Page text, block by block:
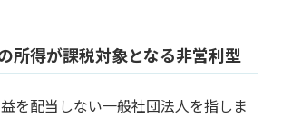
所得が課税対象となる非営利型
を配当しない一般社団法人を指しま